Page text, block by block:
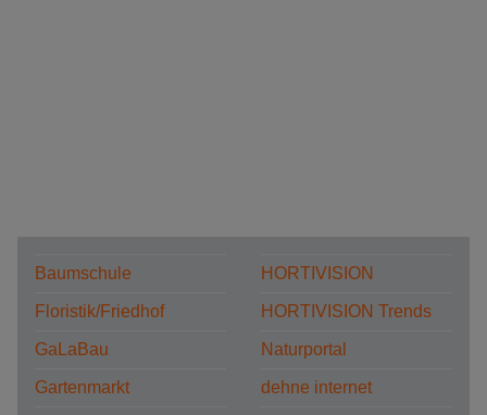
Baumschule
Floristik/Friedhof
GaLaBau
Gartenmarkt
HORTIVISION
HORTIVISION Trends
Naturportal
dehne internet